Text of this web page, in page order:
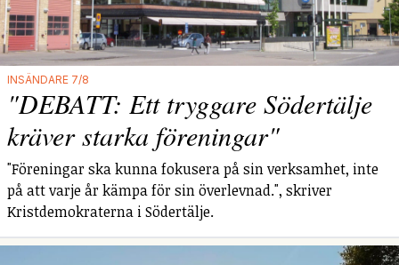
INSÄNDARE 7/8
"DEBATT: Ett tryggare Södertälje
kräver starka föreningar"
"Föreningar ska kunna fokusera på sin verksamhet, inte
på att varje år kämpa för sin överlevnad.", skriver
Kristdemokraterna i Södertälje.